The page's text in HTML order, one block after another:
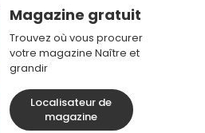
Magazine gratuit
Trouvez où vous procurer
votre magazine Naître et
grandir
Localisateur de
magazine